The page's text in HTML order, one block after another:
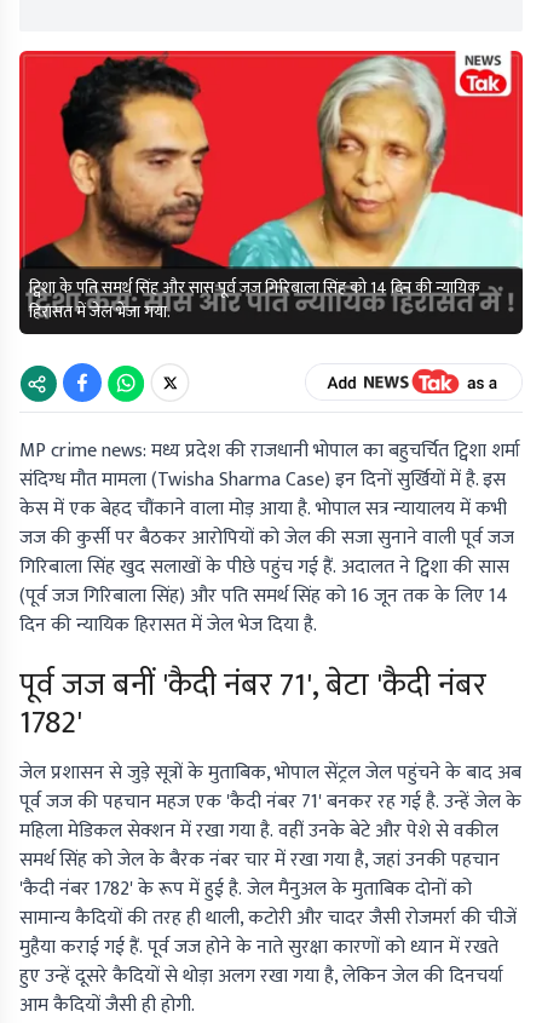
ट्विशा के पति समर्थ सिंह और सास पूर्व जज गिरिबाला सिंह को 14 दिन की न्यायिक
हिरासत में जेल भेजा गया.
MP crime news: मध्य प्रदेश की राजधानी भोपाल का बहुचर्चित ट्विशा शर्मा
संदिग्ध मौत मामला (Twisha Sharma Case) इन दिनों सुर्खियों में है. इस
केस में एक बेहद चौंकाने वाला मोड़ आया है. भोपाल सत्र न्यायालय में कभी
जज की कुर्सी पर बैठकर आरोपियों को जेल की सजा सुनाने वाली पूर्व जज
गिरिबाला सिंह खुद सलाखों के पीछे पहुंच गई हैं. अदालत ने ट्विशा की सास
(पूर्व जज गिरिबाला सिंह) और पति समर्थ सिंह को 16 जून तक के लिए 14
दिन की न्यायिक हिरासत में जेल भेज दिया है.
पूर्व जज बनीं 'कैदी नंबर 71', बेटा 'कैदी नंबर
1782'
जेल प्रशासन से जुड़े सूत्रों के मुताबिक, भोपाल सेंट्रल जेल पहुंचने के बाद अब
पूर्व जज की पहचान महज एक 'कैदी नंबर 71' बनकर रह गई है. उन्हें जेल के
महिला मेडिकल सेक्शन में रखा गया है. वहीं उनके बेटे और पेशे से वकील
समर्थ सिंह को जेल के बैरक नंबर चार में रखा गया है, जहां उनकी पहचान
'कैदी नंबर 1782' के रूप में हुई है. जेल मैनुअल के मुताबिक दोनों को
सामान्य कैदियों की तरह ही थाली, कटोरी और चादर जैसी रोजमर्रा की चीजें
मुहैया कराई गई हैं. पूर्व जज होने के नाते सुरक्षा कारणों को ध्यान में रखते
हुए उन्हें दूसरे कैदियों से थोड़ा अलग रखा गया है, लेकिन जेल की दिनचर्या
आम कैदियों जैसी ही होगी.